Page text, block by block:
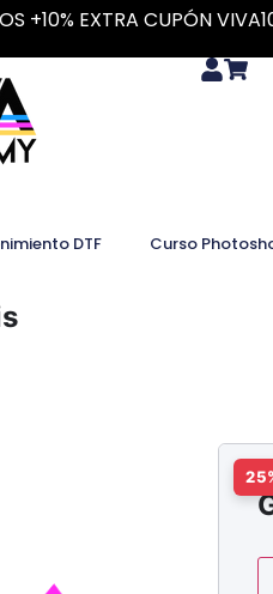
+10% EXTRA CUPÓN
DTF Curso